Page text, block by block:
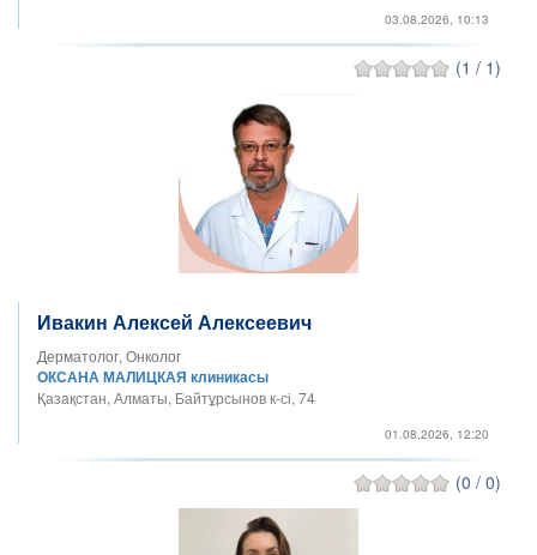
03.08.2026, 10:13
(1 / 1)
Ивакин Алексей Алексеевич
Дерматолог, Онколог
ОКСАНА МАЛИЦКАЯ клиникасы
Қазақстан, Алматы, Байтұрсынов к-сі, 74
01.08.2026, 12:20
(0 / 0)